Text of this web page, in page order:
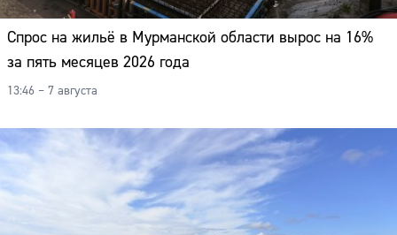
Спрос на жильё в Мурманской области вырос на 16%
за пять месяцев 2026 года
13:46 – 7 августа